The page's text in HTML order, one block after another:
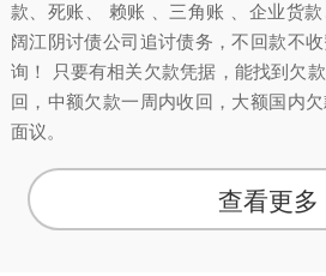
款、死账、 赖账 、三角账 、企业货
阔江阴讨债公司追讨债务，不回款不
询！ 只要有相关欠款凭据，能找到欠
回，中额欠款一周内收回，大额国内
面议。
查看更多